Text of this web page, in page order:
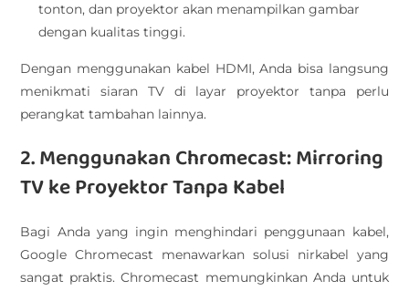
tonton, dan proyektor akan menampilkan gambar
dengan kualitas tinggi.
Dengan menggunakan kabel HDMI, Anda bisa langsung
menikmati siaran TV di layar proyektor tanpa perlu
perangkat tambahan lainnya.
2. Menggunakan Chromecast: Mirroring
TV ke Proyektor Tanpa Kabel
Bagi Anda yang ingin menghindari penggunaan kabel,
Google Chromecast menawarkan solusi nirkabel yang
sangat praktis. Chromecast memungkinkan Anda untuk